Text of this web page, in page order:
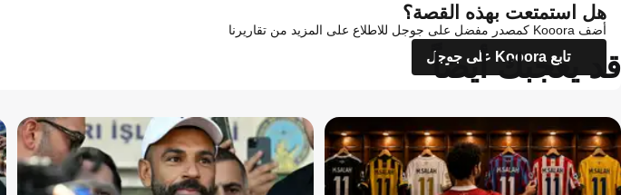
هل استمتعت بهذه القصة؟
أضف Kooora كمصدر مفضل على جوجل للاطلاع على المزيد من تقاريرنا
تابع Kooora على جوجل
قد يعجبك أيضاً